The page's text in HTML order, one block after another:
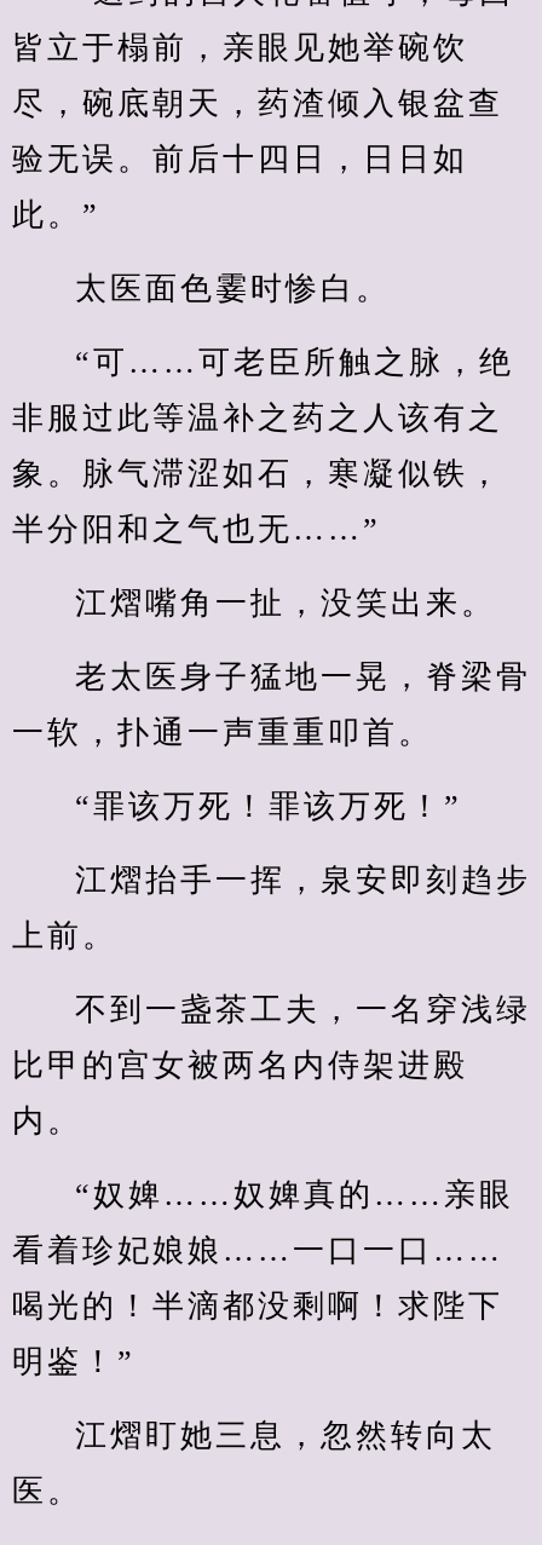
皆立于榻前，亲眼见她举碗饮
尽，碗底朝天，药渣倾入银盆查
验无误。前后十四日，日日如
此。”
太医面色霎时惨白。
“可……可老臣所触之脉，绝
非服过此等温补之药之人该有之
象。脉气滞涩如石，寒凝似铁，
半分阳和之气也无……”
江熠嘴角一扯，没笑出来。
老太医身子猛地一晃，脊梁骨
一软，扑通一声重重叩首。
“罪该万死！罪该万死！”
江熠抬手一挥，泉安即刻趋步
上前。
不到一盏茶工夫，一名穿浅绿
比甲的宫女被两名内侍架进殿
内。
“奴婢……奴婢真的……亲眼
看着珍妃娘娘……一口一口……
喝光的！半滴都没剩啊！求陛下
明鉴！”
江熠盯她三息，忽然转向太
医。